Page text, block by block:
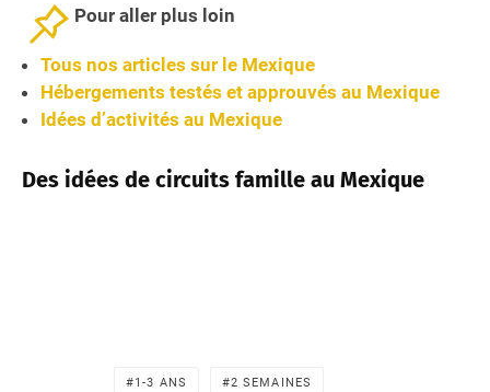
Pour aller plus loin
Tous nos articles sur le Mexique
Hébergements testés et approuvés au Mexique
Idées d’activités au Mexique
Des idées de circuits famille au Mexique
1-3 ANS 2 SEMAINES